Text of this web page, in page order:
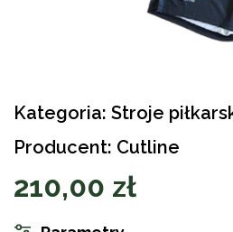
Kategoria: Stroje
Producent: Cutline
210,00 zł